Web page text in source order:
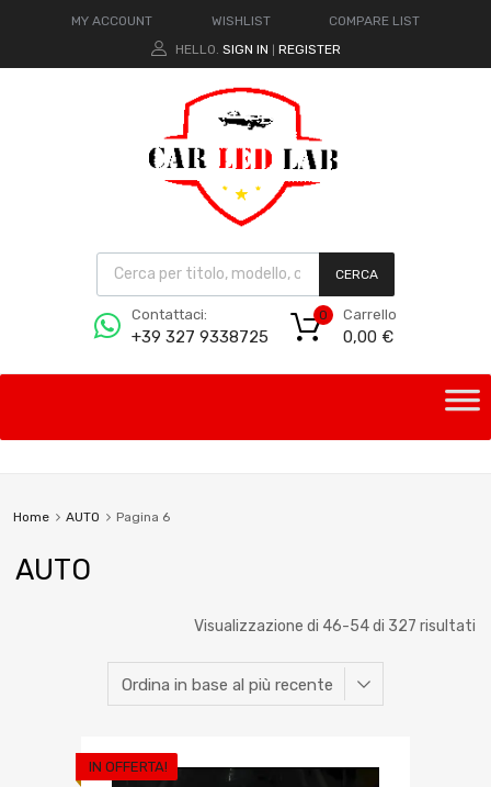
MY ACCOUNT WISHLIST
COMPARE LIST
HELLO. SIGN IN REGISTER
CERCA
Contattaci:
+39 327 9338725
Carrello
0,00 €
0
Home AUTO Pagina 6
AUTO
Visualizzazione di 46-54 di 327 risultati
IN OFFERTA!